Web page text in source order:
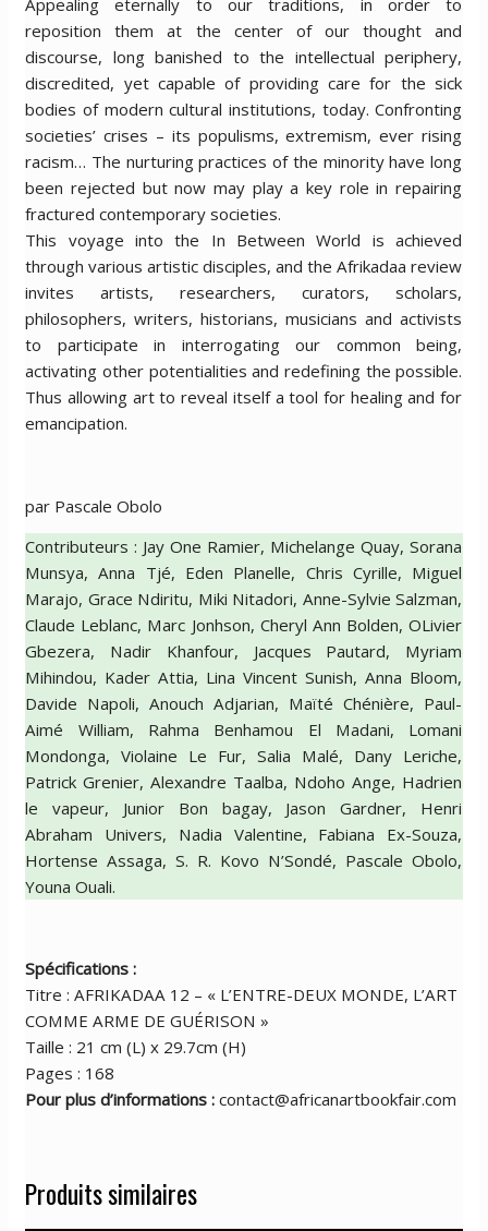
Appealing eternally to our traditions, in order to
reposition them at the center of our thought and
discourse, long banished to the intellectual periphery,
discredited, yet capable of providing care for the sick
bodies of modern cultural institutions, today. Confronting
societies’ crises – its populisms, extremism, ever rising
racism… The nurturing practices of the minority have long
been rejected but now may play a key role in repairing
fractured contemporary societies.
This voyage into the In Between World is achieved
through various artistic disciples, and the Afrikadaa review
invites artists, researchers, curators, scholars,
philosophers, writers, historians, musicians and activists
to participate in interrogating our common being,
activating other potentialities and redefining the possible.
Thus allowing art to reveal itself a tool for healing and for
emancipation.
par Pascale Obolo
Contributeurs : Jay One Ramier, Michelange Quay, Sorana
Munsya, Anna Tjé, Eden Planelle, Chris Cyrille, Miguel
Marajo, Grace Ndiritu, Miki Nitadori, Anne-Sylvie Salzman,
Claude Leblanc, Marc Jonhson, Cheryl Ann Bolden, OLivier
Gbezera, Nadir Khanfour, Jacques Pautard, Myriam
Mihindou, Kader Attia, Lina Vincent Sunish, Anna Bloom,
Davide Napoli, Anouch Adjarian, Maïté Chénière, Paul-
Aimé William, Rahma Benhamou El Madani, Lomani
Mondonga, Violaine Le Fur, Salia Malé, Dany Leriche,
Patrick Grenier, Alexandre Taalba, Ndoho Ange, Hadrien
le vapeur, Junior Bon bagay, Jason Gardner, Henri
Abraham Univers, Nadia Valentine, Fabiana Ex-Souza,
Hortense Assaga, S. R. Kovo N’Sondé, Pascale Obolo,
Youna Ouali.
Spécifications :
Titre : AFRIKADAA 12 – « L’ENTRE-DEUX MONDE, L’ART
COMME ARME DE GUÉRISON »
Taille : 21 cm (L) x 29.7cm (H)
Pages : 168
Pour plus d’informations : contact@africanartbookfair.com
Produits similaires